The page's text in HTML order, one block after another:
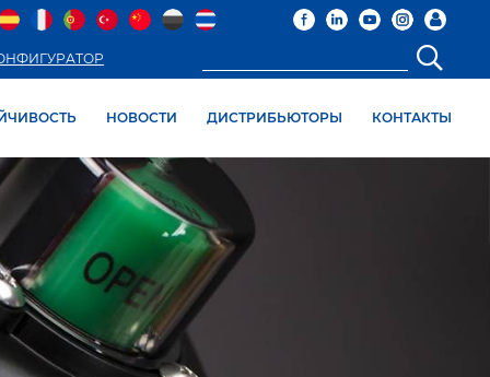
НОВОСТИ ДИСТРИБЬЮТОРЫ КОНТАКТЫ